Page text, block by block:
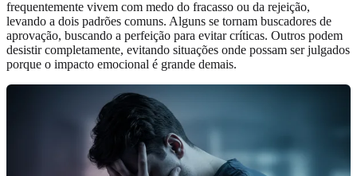
frequentemente vivem com medo do fracasso ou da rejeição,
levando a dois padrões comuns. Alguns se tornam buscadores de
aprovação, buscando a perfeição para evitar críticas. Outros podem
desistir completamente, evitando situações onde possam ser julgados
porque o impacto emocional é grande demais.